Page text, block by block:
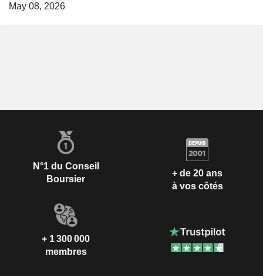
May 08, 2026
N°1 du Conseil
Boursier
+ de 20 ans
à vos côtés
+ 1 300 000
membres